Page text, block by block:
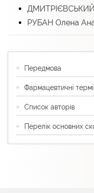
ДМИТРІЄВСЬКИЙ
РУБАН Олена
Передмова
Фармацевтичні
Список авторів
Перелік основних